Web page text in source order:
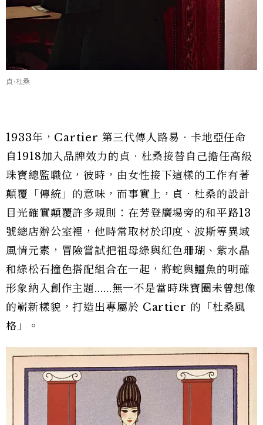
貞·杜桑
1933年，Cartier 第三代傳人路易．卡地亞任命
自1918加入品牌效力的貞．杜桑接替自己擔任高級
珠寶總監職位，彼時，由女性接下這樣的工作有著
顛覆「傳統」的意味，而事實上，貞．杜桑的設計
目光確實顛覆許多規則：在芳登廣場旁的和平路13
號總店辦公室裡，他時常取材於印度、波斯等異域
風情元素，冒險嘗試把祖母綠與紅色珊瑚、紫水晶
和綠松石撞色搭配組合在一起，將蛇與鱷魚的明確
形象納入創作主題......無一不是當時珠寶圈未曾想像
的嶄新樣貌，打造出專屬於 Cartier 的「杜桑風
格」。